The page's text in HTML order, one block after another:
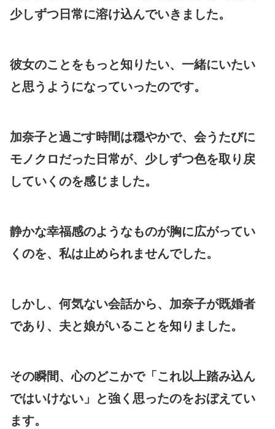
少しずつ日常に溶け込んでいきました。
彼女のことをもっと知りたい、一緒にいたい
と思うようになっていったのです。
加奈子と過ごす時間は穏やかで、会うたびに
モノクロだった日常が、少しずつ色を取り戻
していくのを感じました。
静かな幸福感のようなものが胸に広がってい
くのを、私は止められませんでした。
しかし、何気ない会話から、加奈子が既婚者
であり、夫と娘がいることを知りました。
その瞬間、心のどこかで「これ以上踏み込ん
ではいけない」と強く思ったのをおぼえてい
ます。